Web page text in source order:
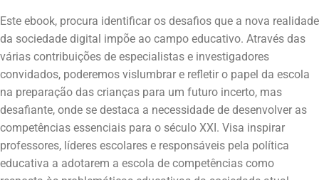
Este ebook, procura identificar os desafios que a nova realidade
da sociedade digital impõe ao campo educativo. Através das
várias contribuições de especialistas e investigadores
convidados, poderemos vislumbrar e refletir o papel da escola
na preparação das crianças para um futuro incerto, mas
desafiante, onde se destaca a necessidade de desenvolver as
competências essenciais para o século XXI. Visa inspirar
professores, líderes escolares e responsáveis pela política
educativa a adotarem a escola de competências como